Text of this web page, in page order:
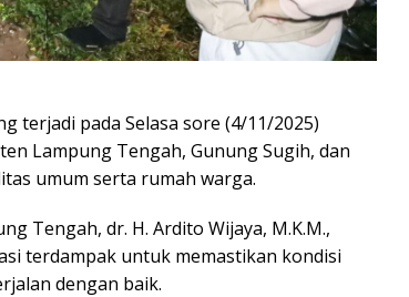
terjadi pada Selasa sore (4/11/2025)
Lampung Tengah, Gunung Sugih, dan
umum serta rumah warga.
Tengah, dr. H. Ardito Wijaya, M.K.M.,
terdampak untuk memastikan kondisi
dengan baik.